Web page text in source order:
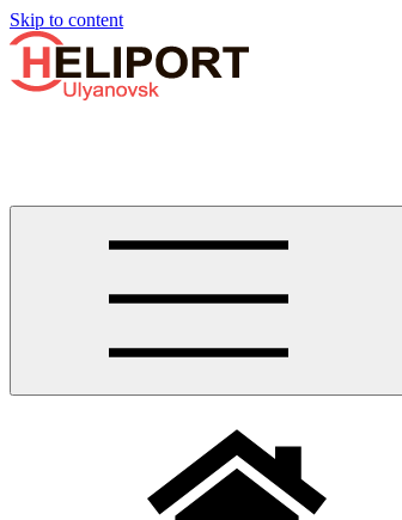
Skip to content